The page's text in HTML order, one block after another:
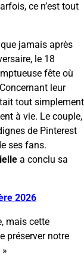
ce n’est tout
jamais après
le 18
fête où
leur
tout simplement
à vie. Le couple,
de Pinterest
ses fans.
a conclu sa
2026
mais cette
préserver notre